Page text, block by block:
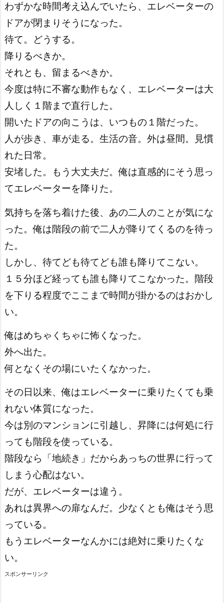
わずかな時間考え込んでいたら、エレベーターの
ドアが閉まりそうになった。
待て。どうする。
降りるべきか。
それとも、留まるべきか。
今度は特に不審な動作もなく、エレベーターは大
人しく１階まで直行した。
開いたドアの向こうは、いつもの１階だった。
人が歩き、車が走る。生活の音。外は昼間。見慣
れた日常。
安堵した。もう大丈夫だ。俺は直感的にそう思っ
てエレベーターを降りた。
気持ちを落ち着けた後、あの二人のことが気にな
った。俺は階段の前で二人が降りてくるのを待っ
た。
しかし、待てども待てども誰も降りてこない。
１５分ほど経っても誰も降りてこなかった。階段
を下りる程度でここまで時間が掛かるのはおかし
い。
俺はめちゃくちゃに怖くなった。
外へ出た。
何となくその場にいたくなかった。
その日以来、俺はエレベーターに乗りたくても乗
れない体質になった。
今は別のマンションに引越し、昇降には何処に行
っても階段を使っている。
階段なら「地続き」だからあっちの世界に行って
しまう心配はない。
だが、エレベーターは違う。
あれは異界への扉なんだ。少なくとも俺はそう思
っている。
もうエレベーターなんかには絶対に乗りたくな
い。
スポンサーリンク